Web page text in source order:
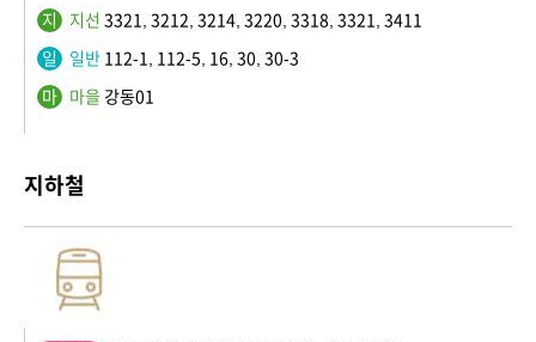
지 지선 3321, 3212, 3214, 3220, 3318, 3321, 3411
일 일반 112-1, 112-5, 16, 30, 30-3
마 마을 강동01
지하철